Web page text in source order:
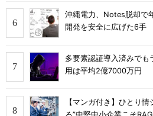
沖縄電力、Notes脱却
開発を安全に広げた6手
多要素認証導入済みで
用は平均2億7000万円
【マンガ付き】ひとり